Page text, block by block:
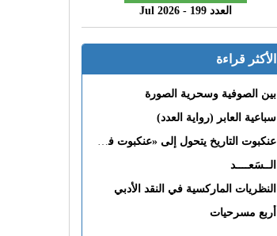
العدد 199 - 2026 Jul
الأكثر قراءة
بين الصوفية وسحرية الصورة
سباعية العابر (رواية العدد)
عنكبوت التاريخ يتحول إلى «عنكبوت فى القلب»
الــسَعــــد
النظريات الماركسية في النقد الأدبي
أربع مسرحيات